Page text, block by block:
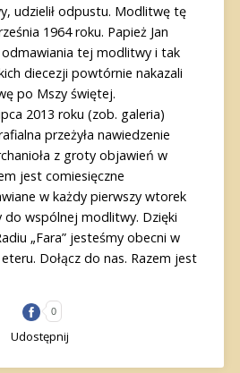
udzielił odpustu. Modlitwę tę
1964 roku. Papież Jan
odmawiania tej modlitwy i tak
diecezji powtórnie nakazali
po Mszy świętej.
2013 roku (zob. galeria)
przeżyła nawiedzenie
z groty objawień w
jest comiesięczne
w każdy pierwszy wtorek
do wspólnej modlitwy. Dzięki
„Fara” jesteśmy obecni w
Dołącz do nas. Razem jest
0
Udostępnij